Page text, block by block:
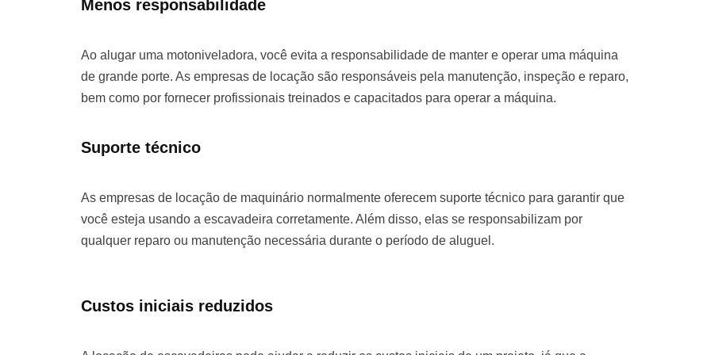
Menos responsabilidade
Ao alugar uma motoniveladora, você evita a responsabilidade de manter e operar uma máquina
de grande porte. As empresas de locação são responsáveis pela manutenção, inspeção e reparo,
bem como por fornecer profissionais treinados e capacitados para operar a máquina.
Suporte técnico
As empresas de locação de maquinário normalmente oferecem suporte técnico para garantir que
você esteja usando a escavadeira corretamente. Além disso, elas se responsabilizam por
qualquer reparo ou manutenção necessária durante o período de aluguel.
Custos iniciais reduzidos